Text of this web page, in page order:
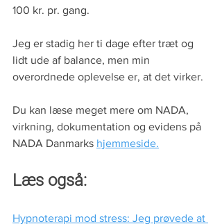
100 kr. pr. gang.
Jeg er stadig her ti dage efter træt og
lidt ude af balance, men min
overordnede oplevelse er, at det virker.
Du kan læse meget mere om NADA,
virkning, dokumentation og evidens på
NADA Danmarks hjemmeside.
Læs også:
Hypnoterapi mod stress: Jeg prøvede at